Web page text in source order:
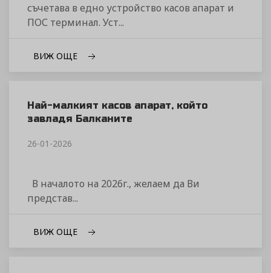
съчетава в едно устройство касов апарат и
ПОС терминал. Уст...
ВИЖ ОЩЕ
Най-малкият касов апарат, който
завладя Балканите
26-01-2026
В началото на 2026г., желаем да Ви
представ...
ВИЖ ОЩЕ